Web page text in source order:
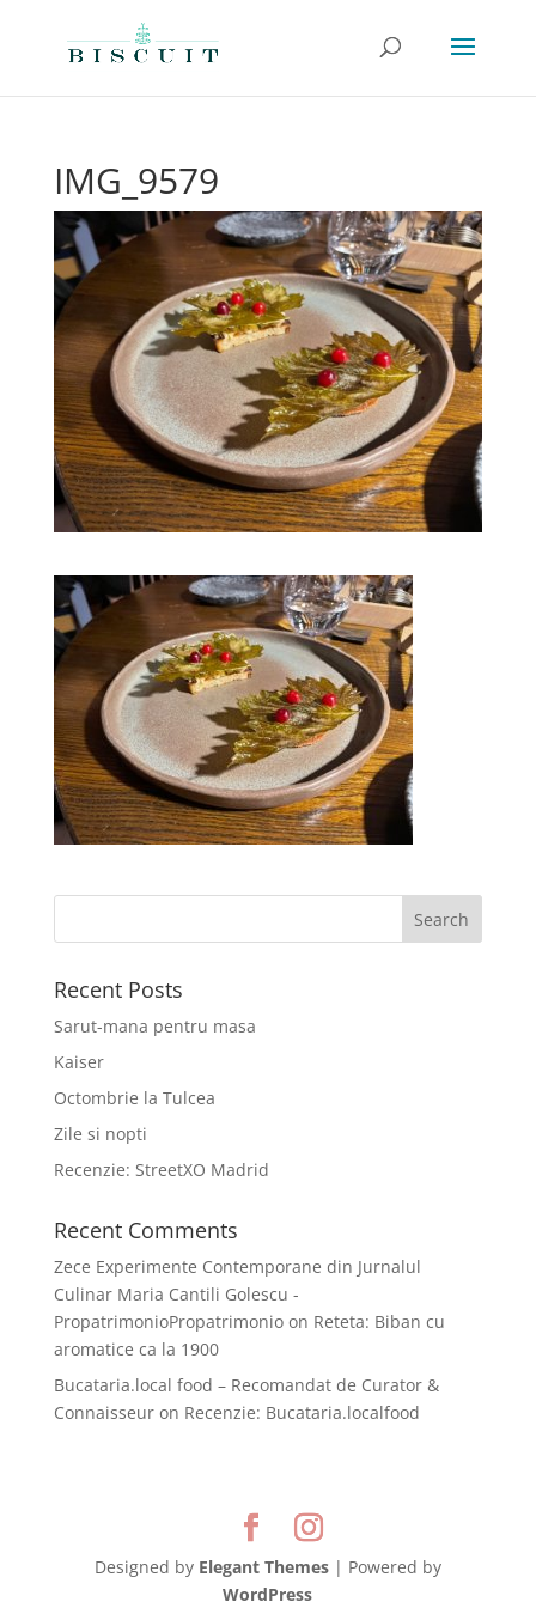
IMG_9579
Recent Posts
Sarut-mana pentru masa
Kaiser
Octombrie la Tulcea
Zile si nopti
Recenzie: StreetXO Madrid
Recent Comments
Zece Experimente Contemporane din Jurnalul
Culinar Maria Cantili Golescu -
PropatrimonioPropatrimonioon Reteta: Biban cu
aromatice ca la 1900
Bucataria.local food – Recomandat de Curator &
Connaisseuron Recenzie: Bucataria.localfood
Designed by Elegant Themes| Powered by
WordPress